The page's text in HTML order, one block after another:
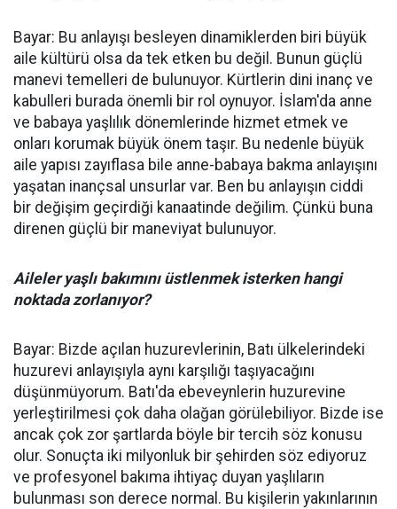
Bayar: Bu anlayışı besleyen dinamiklerden biri büyük
aile kültürü olsa da tek etken bu değil. Bunun güçlü
manevi temelleri de bulunuyor. Kürtlerin dini inanç ve
kabulleri burada önemli bir rol oynuyor. İslam'da anne
ve babaya yaşlılık dönemlerinde hizmet etmek ve
onları korumak büyük önem taşır. Bu nedenle büyük
aile yapısı zayıflasa bile anne-babaya bakma anlayışını
yaşatan inançsal unsurlar var. Ben bu anlayışın ciddi
bir değişim geçirdiği kanaatinde değilim. Çünkü buna
direnen güçlü bir maneviyat bulunuyor.
Aileler yaşlı bakımını üstlenmek isterken hangi
noktada zorlanıyor?
Bayar: Bizde açılan huzurevlerinin, Batı ülkelerindeki
huzurevi anlayışıyla aynı karşılığı taşıyacağını
düşünmüyorum. Batı'da ebeveynlerin huzurevine
yerleştirilmesi çok daha olağan görülebiliyor. Bizde ise
ancak çok zor şartlarda böyle bir tercih söz konusu
olur. Sonuçta iki milyonluk bir şehirden söz ediyoruz
ve profesyonel bakıma ihtiyaç duyan yaşlıların
bulunması son derece normal. Bu kişilerin yakınlarının